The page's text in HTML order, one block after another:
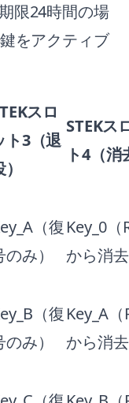
限24時間の場
をアクティブ
スロ
ト3（退
STEKス
ト4（消
（復
み）
Key_0（
から消
（復
み）
Key_A
から消